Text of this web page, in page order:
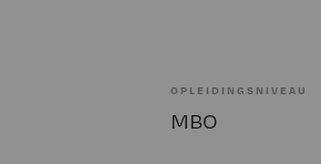
OPLEIDINGSNIVEAU
MBO